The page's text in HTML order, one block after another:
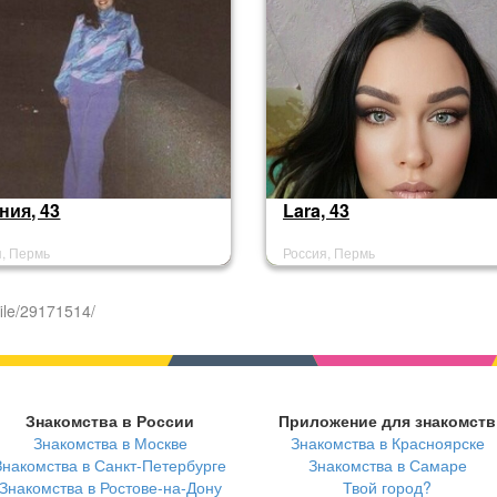
43
Пермь
Lara, 43
Россия, Пермь
29171514/
Знакомства в России
Знакомства в Москве
в Санкт-Петербурге
в Ростове-на-Дону
Приложение для знакомств
Знакомства в Красноярске
Знакомства в Самаре
Твой город?